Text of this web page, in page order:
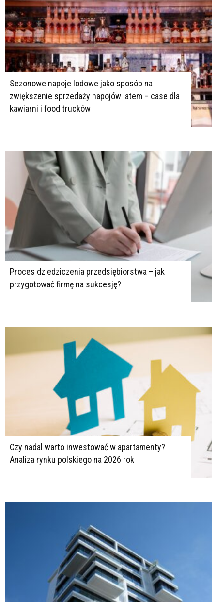
Sezonowe napoje lodowe jako sposób na
zwiększenie sprzedaży napojów latem – case dla
kawiarni i food trucków
Proces dziedziczenia przedsiębiorstwa – jak
przygotować firmę na sukcesję?
Czy nadal warto inwestować w apartamenty?
Analiza rynku polskiego na 2026 rok